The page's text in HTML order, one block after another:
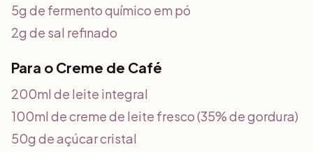
5g de fermento químico em pó
2g de sal refinado
Para o Creme de Café
200ml de leite integral
100ml de creme de leite fresco (35% de gordura)
50g de açúcar cristal